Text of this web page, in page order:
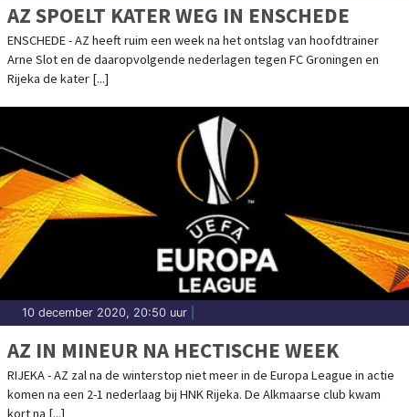
AZ SPOELT KATER WEG IN ENSCHEDE
ENSCHEDE - AZ heeft ruim een week na het ontslag van hoofdtrainer
Arne Slot en de daaropvolgende nederlagen tegen FC Groningen en
Rijeka de kater [...]
10 december 2020, 20:50 uur
AZ IN MINEUR NA HECTISCHE WEEK
RIJEKA - AZ zal na de winterstop niet meer in de Europa League in actie
komen na een 2-1 nederlaag bij HNK Rijeka. De Alkmaarse club kwam
kort na [...]